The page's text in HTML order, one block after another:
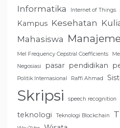
Informatika Internet of Things
Kampus Kesehatan
Mahasiswa
Mel Frequency Cepstral Coefficients
Negosiasi
pasar pendidikan
Politik Internasional Raffi Ahmad
Skripsi speech recognition
teknologi Teknologi Blockchain